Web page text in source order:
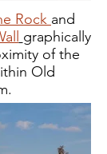
Rock and
graphically
of the
Old